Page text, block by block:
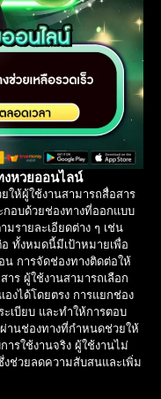
หวยออนไลน์
ให้ผู้ใช้งานสามารถสื่อสาร
กอบด้วยช่องทางที่ออกแบบ
รายละเอียดต่าง ๆ เช่น
ทั้งหมดนี้มีเป้าหมายเพื่อ
น การจัดช่องทางติดต่อให้
ร ผู้ใช้งานสามารถเลือก
งได้โดยตรง การแยกช่อง
เบียบ และทำให้การตอบ
ผ่านช่องทางที่กำหนดช่วยให้
รใช้งานจริง ผู้ใช้งานไม่
ช่วยลดความสับสนและเพิ่ม